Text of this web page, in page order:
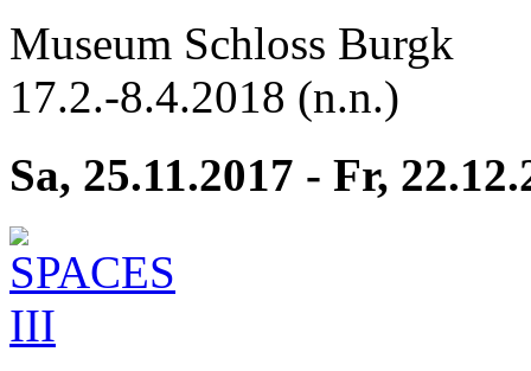
Museum Schloss Burgk
17.2.-8.4.2018 (n.n.)
Sa, 25.11.2017 - Fr,